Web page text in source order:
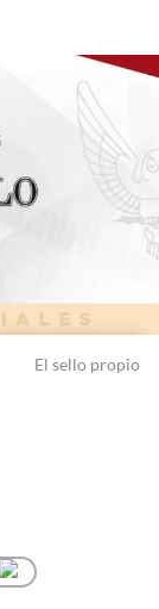
El sello propio